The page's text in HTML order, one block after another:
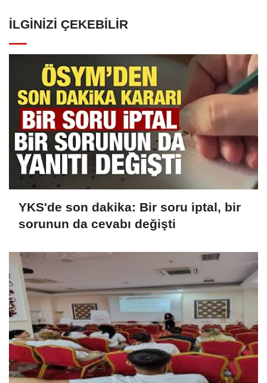
İLGINIZI ÇEKEBILIR
YKS'de son dakika: Bir soru iptal, bir
sorunun da cevabı değişti